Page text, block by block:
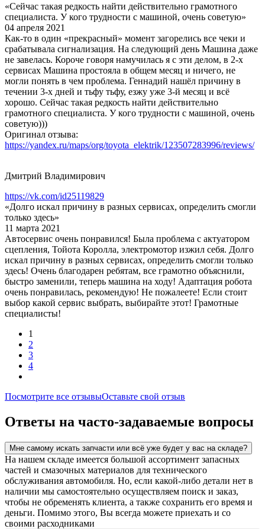
«Сейчас такая редкость найти действительно грамотного
специалиста. У кого трудности с машиной, очень советую»
04 апреля 2021
Как-то в один «прекрасный» момент загорелись все чеки и
срабатывала сигнализация. На следующий день Машина даже
не завелась. Короче говоря намучилась я с эти делом, в 2-х
сервисах Машина простояла в общем месяц и ничего, не
могли понять в чем проблема. Геннадий нашёл причину в
течении 3-х дней и тьфу тьфу, езжу уже 3-й месяц и всё
хорошо. Сейчас такая редкость найти действительно
грамотного специалиста. У кого трудности с машиной, очень
советую)))
Оригинал отзыва:
https://yandex.ru/maps/org/toyota_elektrik/123507283996/reviews/
Дмитрий Владимирович
https://vk.com/id25119829
«Долго искал причину в разных сервисах, определить смогли
только здесь»
11 марта 2021
Автосервис очень понравился! Была проблема с актуатором
сцепления, Тойота Королла, электромотор изжил себя. Долго
искал причину в разных сервисах, определить смогли только
здесь! Очень благодарен ребятам, все грамотно объяснили,
быстро заменили, теперь машина на ходу! Адаптация робота
очень понравилась, рекомендую! Не пожалеете! Если стоит
выбор какой сервис выбрать, выбирайте этот! Грамотные
специалисты!
1
2
3
4
Посмотрите все отзывыОставьте свой отзыв
Ответы на часто-задаваемые вопросы
Мне самому искать запчасти или всё уже будет у вас на складе?
На нашем складе имеется большой ассортимент запасных
частей и смазочных материалов для технического
обслуживания автомобиля. Но, если какой-либо детали нет в
наличии мы самостоятельно осуществляем поиск и заказ,
чтобы не обременять клиента, а также сохранить его время и
деньги. Помимо этого, Вы всегда можете приехать и со
своими расходниками